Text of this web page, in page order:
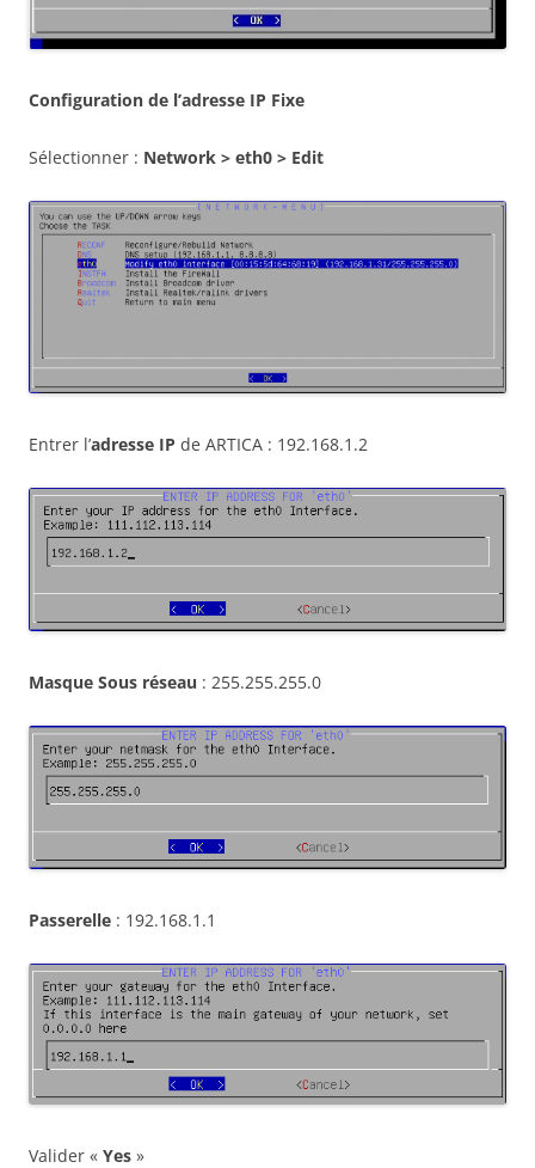
Configuration de l’adresse IP Fixe
Sélectionner : Network > eth0 > Edit
Entrer l’adresse IP de ARTICA : 192.168.1.2
Masque Sous réseau : 255.255.255.0
Passerelle : 192.168.1.1
Valider « Yes »